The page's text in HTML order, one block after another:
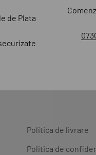
de Plata
Politica de livrare
Politica de